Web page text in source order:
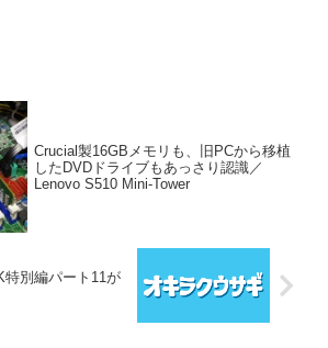
Crucial製16GBメモリも、旧PCから移植
したDVDドライブもあっさり認識／
Lenovo S510 Mini-Tower
特別編パート11が